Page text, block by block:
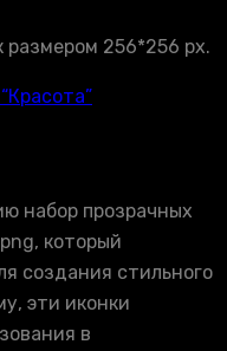
размером 256*256 px.
набор прозрачных
который
создания стильного
эти иконки
в